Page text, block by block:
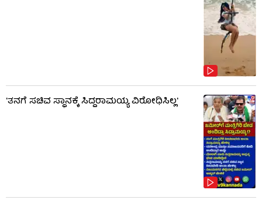
'ತನಗೆ ಸಚಿವ ಸ್ಥಾನಕ್ಕೆ ಸಿದ್ದರಾಮಯ್ಯ ವಿರೋಧಿಸಿಲ್ಲ'